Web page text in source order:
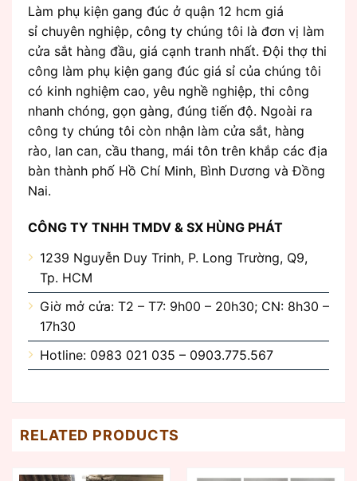
Làm phụ kiện gang đúc ở quận 12 hcm giá
sỉ chuyên nghiệp, công ty chúng tôi là đơn vị làm
cửa sắt hàng đầu, giá cạnh tranh nhất. Đội thợ thi
công làm phụ kiện gang đúc giá sỉ của chúng tôi
có kinh nghiệm cao, yêu nghề nghiệp, thi công
nhanh chóng, gọn gàng, đúng tiến độ. Ngoài ra
công ty chúng tôi còn nhận làm cửa sắt, hàng
rào, lan can, cầu thang, mái tôn trên khắp các địa
bàn thành phố Hồ Chí Minh, Bình Dương và Đồng
Nai.
CÔNG TY TNHH TMDV & SX HÙNG PHÁT
1239 Nguyễn Duy Trinh, P. Long Trường, Q9,
Tp. HCM
Giờ mở cửa: T2 – T7: 9h00 – 20h30; CN: 8h30 –
17h30
Hotline: 0983 021 035 – 0903.775.567
RELATED PRODUCTS